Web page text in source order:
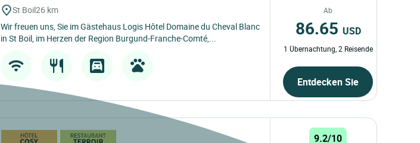
St Boil26 km
Wir freuen uns, Sie im Gästehaus Logis Hôtel Domaine du Cheval Blanc
in St Boil, im Herzen der Region Burgund-Franche-Comté,...
Ab
86.65 USD
1 Übernachtung, 2 Reisende
Entdecken Sie
9.2/10